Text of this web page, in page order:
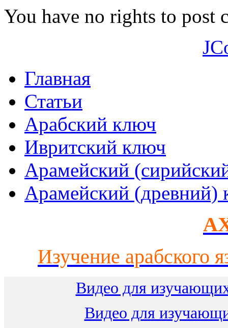
You have no rights to post
Главная
Статьи
Арабский ключ
Ивритский ключ
Арамейский
Арамейский (древний)
Изучение арабского
Видео для
Видео для